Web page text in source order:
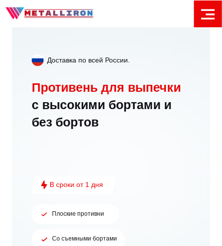
Противень для выпечки
с высокими бортами и
без бортов
В сроки от 1 дня
Плоские противни
Доставка по всей России.
Со съемными бортами